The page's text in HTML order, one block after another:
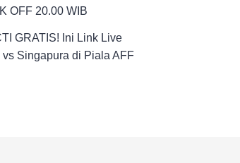
OFF 20.00 WIB
GRATIS! Ini Link Live
Singapura di Piala AFF